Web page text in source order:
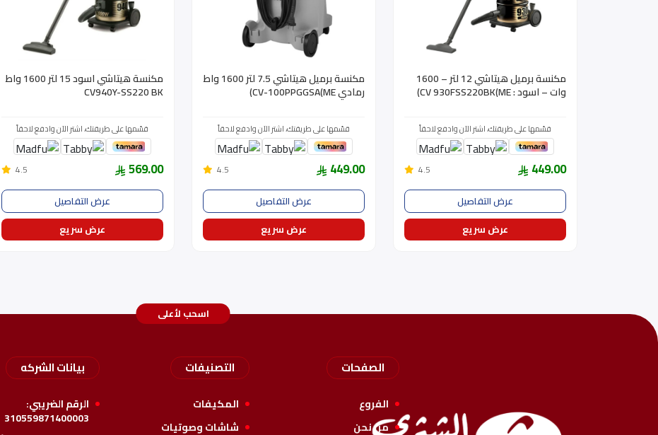
مكنسة برميل هيتاشي 12 لتر – 1600
وات – اسود : CV 930FSS220BK(ME)
قسّمها على طريقتك، اشتر الآن وادفع لاحقاً
449.00
4.5
عرض التفاصيل
عرض سريع
مكنسة برميل هيتاشي 7.5 لتر 1600 واط
رمادي CV-100PPGGSA(ME)
قسّمها على طريقتك، اشتر الآن وادفع لاحقاً
449.00
4.5
عرض التفاصيل
عرض سريع
مكنسة هيتاشي اسود 15 لتر 1600 واط
CV940Y-SS220 BK
قسّمها على طريقتك، اشتر الآن وادفع لاحقاً
569.00
4.5
عرض التفاصيل
عرض سريع
اسحب لأعلى
الصفحات
الفروع
من نحن
التصنيفات
المكيفات
شاشات وصوتيات
بيانات الشركه
الرقم الضريبي:
310559871400003